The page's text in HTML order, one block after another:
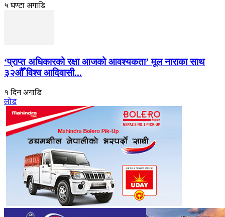
५ घण्टा अगाडि
‘प्राप्त अधिकारको रक्षा आजको आवश्यकता’ मूल नाराका साथ
३२औँ विश्व आदिवासी...
१ दिन अगाडि
लोड